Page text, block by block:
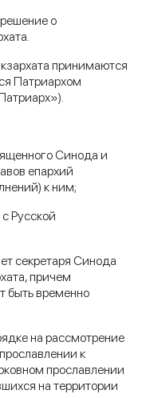
о
принимаются
Патриархом
Синода и
епархий
к ним;
Русской
секретаря Синода
причем
быть временно
на рассмотрение
к
прославлении
на территории